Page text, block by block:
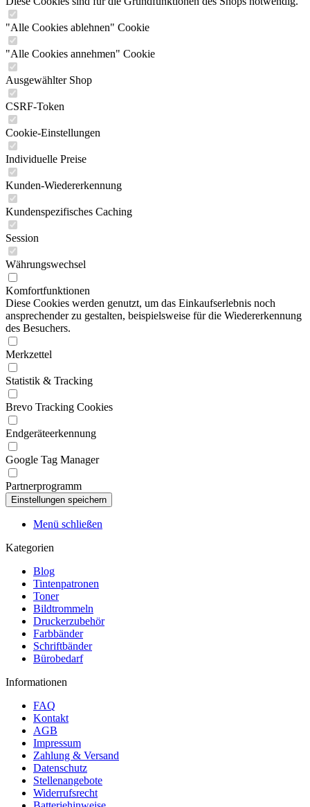
"Alle Cookies ablehnen" Cookie
"Alle Cookies annehmen" Cookie
Ausgewählter Shop
CSRF-Token
Cookie-Einstellungen
Individuelle Preise
Kunden-Wiedererkennung
Kundenspezifisches Caching
Session
Währungswechsel
Komfortfunktionen
Diese Cookies werden genutzt, um das Einkaufserlebnis noch
ansprechender zu gestalten, beispielsweise für die Wiedererkennung
des Besuchers.
Merkzettel
Statistik & Tracking
Brevo Tracking Cookies
Endgeräteerkennung
Google Tag Manager
Partnerprogramm
Menü schließen
Kategorien
Blog
Tintenpatronen
Toner
Bildtrommeln
Druckerzubehör
Farbbänder
Schriftbänder
Bürobedarf
Informationen
FAQ
Kontakt
AGB
Impressum
Zahlung & Versand
Datenschutz
Stellenangebote
Widerrufsrecht